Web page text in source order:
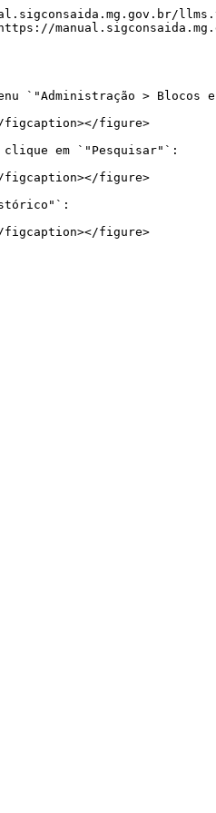
`"Administração > Blocos
figcaption></figure>
clique em `"Pesquisar"`:
figcaption></figure>